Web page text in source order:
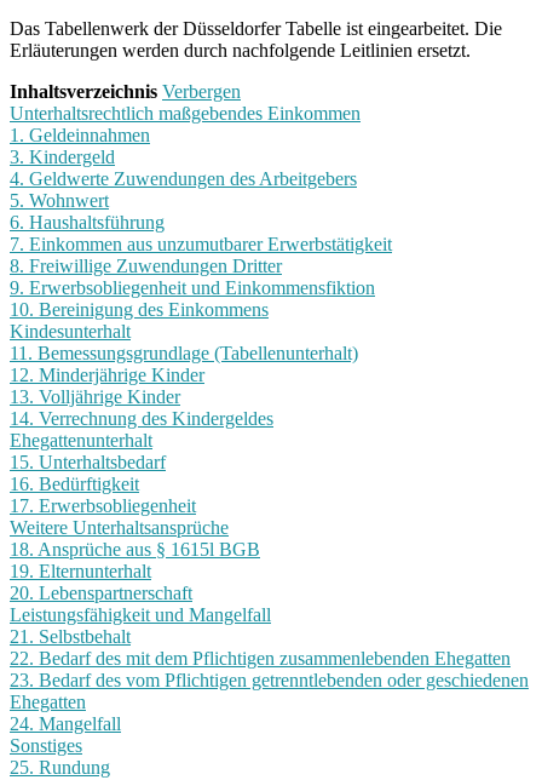
Das Tabellenwerk der Düsseldorfer Tabelle ist eingearbeitet. Die
Erläuterungen werden durch nachfolgende Leitlinien ersetzt.
Inhaltsverzeichnis Verbergen
Unterhaltsrechtlich maßgebendes Einkommen
1. Geldeinnahmen
3. Kindergeld
4. Geldwerte Zuwendungen des Arbeitgebers
5. Wohnwert
6. Haushaltsführung
7. Einkommen aus unzumutbarer Erwerbstätigkeit
8. Freiwillige Zuwendungen Dritter
9. Erwerbsobliegenheit und Einkommensfiktion
10. Bereinigung des Einkommens
Kindesunterhalt
11. Bemessungsgrundlage (Tabellenunterhalt)
12. Minderjährige Kinder
13. Volljährige Kinder
14. Verrechnung des Kindergeldes
Ehegattenunterhalt
15. Unterhaltsbedarf
16. Bedürftigkeit
17. Erwerbsobliegenheit
Weitere Unterhaltsansprüche
18. Ansprüche aus § 1615l BGB
19. Elternunterhalt
20. Lebenspartnerschaft
Leistungsfähigkeit und Mangelfall
21. Selbstbehalt
22. Bedarf des mit dem Pflichtigen zusammenlebenden Ehegatten
23. Bedarf des vom Pflichtigen getrenntlebenden oder geschiedenen
Ehegatten
24. Mangelfall
Sonstiges
25. Rundung